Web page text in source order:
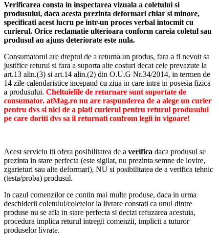
De ce sa cumparati
Nu se rup in
Nu se
Rezista la apa
Unisex
Universale
Calapoadele AT
perfecte pentru
Verificarea consta in inspectarea vizuala a coletului si
produsului, daca acesta prezinta deformari chiar si minore,
specificati acest lucru pe intr-un proces verbal intocmit cu
curierul. Orice reclamatie ulterioara conform careia coletul sau
produsul au ajuns deteriorate este nula.
Consumatorul are dreptul de a returna un produs, fara a fi nevoit sa
justifice returul si fara a suporta alte costuri decat cele prevazute la
art.13 alin.(3) si art.14 alin.(2) din O.U.G Nr.34/2014, in termen de
14 zile calendaristice incepand cu ziua in care intra in posesia fizica
a produsului. Cheltuielile de returnare sunt suportate de
consumator. atMag.ro nu are raspunderea de a alege un curier
pentru dvs si nici de a plati curierul pentru returul produsului
pe care doriti dvs sa il returnati confrom legii in vigoare!
Acest serviciu iti ofera posibilitatea de a verifica daca produsul se
prezinta in stare perfecta (este sigilat, nu prezinta semne de lovire,
zgarieturi sau alte deformari), NU si posibilitatea de a verifica tehnic
(testa/proba) produsul.
In cazul comenzilor ce contin mai multe produse, daca in urma
deschiderii coletului/coletelor la livrare constati ca unul dintre
produse nu se afla in stare perfecta si decizi refuzarea acestuia,
procedura implica returul intregii comenzii, implicit a tuturor
produselor livrate.